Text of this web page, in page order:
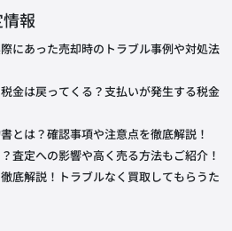
報
にあった売却時のトラブル事例や対処法
金は戻ってくる？支払いが発生する税金
とは？確認事項や注意点を徹底解説！
査定への影響や高く売る方法もご紹介！
底解説！トラブルなく買取してもらうた